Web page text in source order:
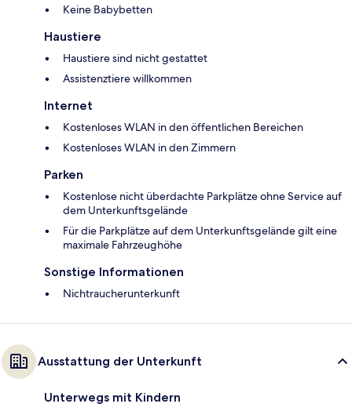
Keine Babybetten
Haustiere
Haustiere sind nicht gestattet
Assistenztiere willkommen
Internet
Kostenloses WLAN in den öffentlichen Bereichen
Kostenloses WLAN in den Zimmern
Parken
Kostenlose nicht überdachte Parkplätze ohne Service auf
dem Unterkunftsgelände
Für die Parkplätze auf dem Unterkunftsgelände gilt eine
maximale Fahrzeughöhe
Sonstige Informationen
Nichtraucherunterkunft
Ausstattung der Unterkunft
Unterwegs mit Kindern